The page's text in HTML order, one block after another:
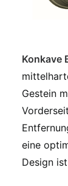
Konkave
Gestein
eine
Design